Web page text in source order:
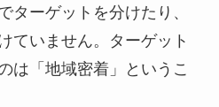
ターゲットを分けたり、
ていません。ターゲット
は「地域密着」というこ